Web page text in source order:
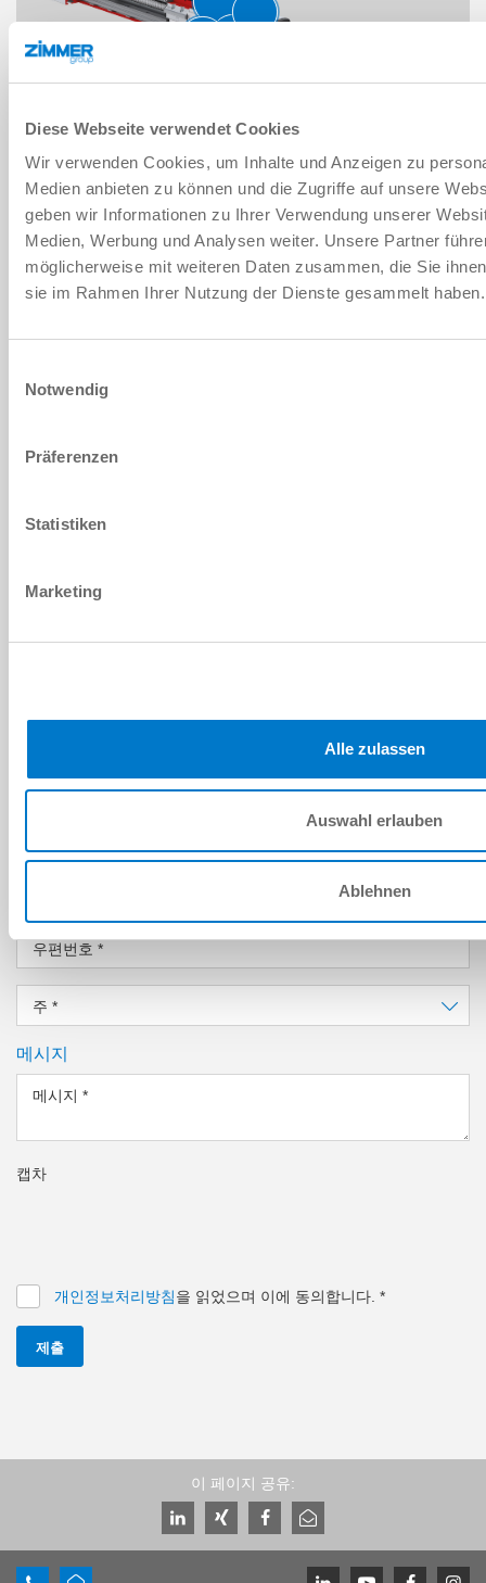
Diese Webseite verwendet Cookies
Wir verwenden Cookies, um Inhalte und Anzeigen zu
Medien anbieten zu können und die Zugriffe auf unsere
geben wir Informationen zu Ihrer Verwendung unserer
Medien, Werbung und Analysen weiter. Unsere Partner
möglicherweise mit weiteren Daten zusammen, die Sie
sie im Rahmen Ihrer Nutzung der Dienste gesammelt
Notwendig
Präferenzen
Statistiken
Marketing
Alle zulassen
Auswahl erlauben
Ablehnen
1. 슬라이드
2. 스핀들 구동장치
3. 스핀들 지지대
5. 커버 스트립 및 전환
질문이 있습니까? ZIMMER에 문의하십시오!
이메일 주소*
회사*
우편번호 *
주 *
메시지
메시지 *
캡차
개인정보처리방침을 읽었으며 이에 동의합니다. *
제출
이 페이지 공유: